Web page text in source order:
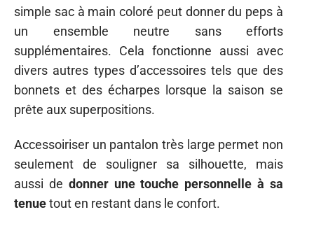
simple sac à main coloré peut donner du peps à
un ensemble neutre sans efforts
supplémentaires. Cela fonctionne aussi avec
divers autres types d’accessoires tels que des
bonnets et des écharpes lorsque la saison se
prête aux superpositions.
Accessoiriser un pantalon très large permet non
seulement de souligner sa silhouette, mais
aussi de donner une touche personnelle à sa
tenuetout en restant dans le confort.